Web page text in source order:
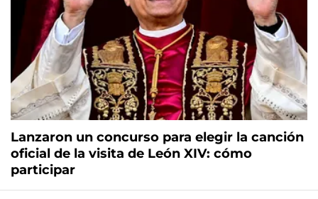
Lanzaron un concurso para elegir la canción
oficial de la visita de León XIV: cómo
participar